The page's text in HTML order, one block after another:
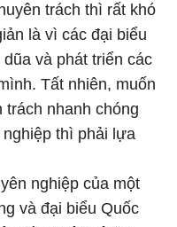
trách thì rất khó
là vì các đại biểu
và phát triển các
Tất nhiên, muốn
nhanh chóng
thì phải lựa
nghiệp của một
và đại biểu Quốc